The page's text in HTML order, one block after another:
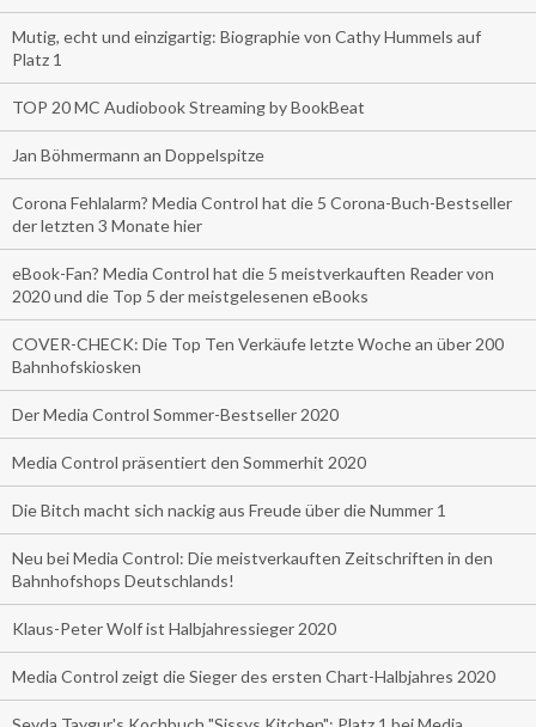
Mutig, echt und einzigartig: Biographie von Cathy Hummels auf
Platz 1
TOP 20 MC Audiobook Streaming by BookBeat
Jan Böhmermann an Doppelspitze
Corona Fehlalarm? Media Control hat die 5 Corona-Buch-Bestseller
der letzten 3 Monate hier
eBook-Fan? Media Control hat die 5 meistverkauften Reader von
2020 und die Top 5 der meistgelesenen eBooks
COVER-CHECK: Die Top Ten Verkäufe letzte Woche an über 200
Bahnhofskiosken
Der Media Control Sommer-Bestseller 2020
Media Control präsentiert den Sommerhit 2020
Die Bitch macht sich nackig aus Freude über die Nummer 1
Neu bei Media Control: Die meistverkauften Zeitschriften in den
Bahnhofshops Deutschlands!
Klaus-Peter Wolf ist Halbjahressieger 2020
Media Control zeigt die Sieger des ersten Chart-Halbjahres 2020